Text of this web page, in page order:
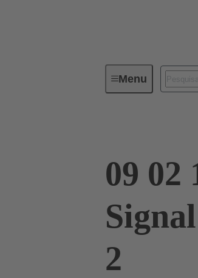
MenuDevice
09 02
2